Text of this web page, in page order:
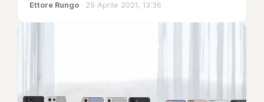
Ettore Rungo · 29 Aprile 2021, 13:36